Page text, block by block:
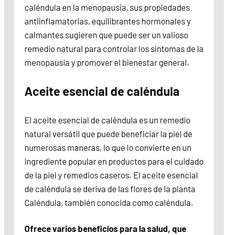
caléndula en la menopausia, sus propiedades
antiinflamatorias, equilibrantes hormonales y
calmantes sugieren que puede ser un valioso
remedio natural para controlar los síntomas de la
menopausia y promover el bienestar general.
Aceite esencial de caléndula
El aceite esencial de caléndula es un remedio
natural versátil que puede beneficiar la piel de
numerosas maneras, lo que lo convierte en un
ingrediente popular en productos para el cuidado
de la piel y remedios caseros. El aceite esencial
de caléndula se deriva de las flores de la planta
Caléndula, también conocida como caléndula.
Ofrece varios beneficios para la salud, que